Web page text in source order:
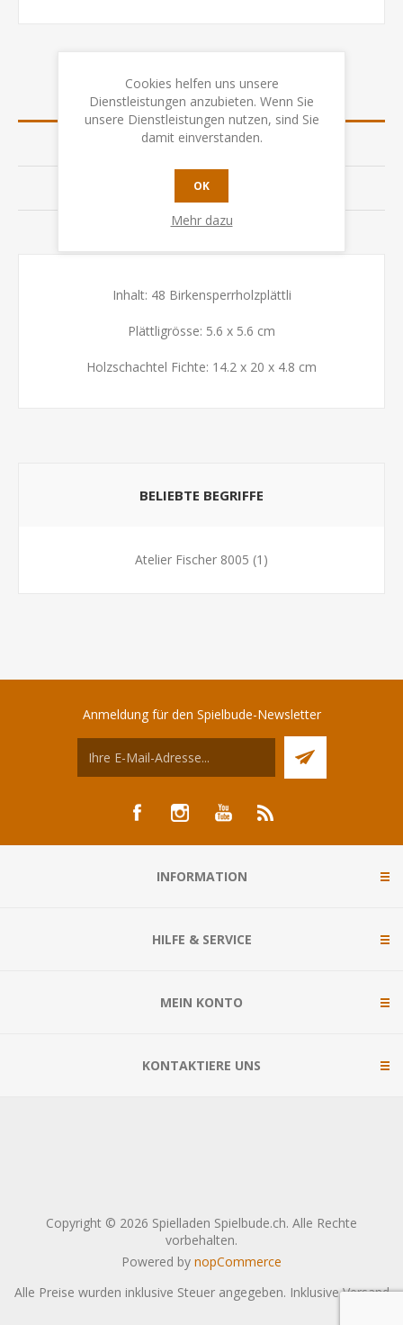
ÜBERSICHT
SPEZIFIKATION
BEWERTUNGEN
KONTAKTIEREN SIE UNS
Inhalt: 48 Birkensperrholzplättli
Plättligrösse: 5.6 x 5.6 cm
Holzschachtel Fichte: 14.2 x 20 x 4.8 cm
BELIEBTE BEGRIFFE
Atelier Fischer 8005 (1)
Anmeldung für den Spielbude-Newsletter
INFORMATION
HILFE & SERVICE
MEIN KONTO
KONTAKTIERE UNS
Copyright © 2026 Spielladen Spielbude.ch. Alle Rechte
vorbehalten.
Powered by nopCommerce
Alle Preise wurden inklusive Steuer angegeben. InklusiveVersand
Cookies helfen uns unsere
Dienstleistungen anzubieten. Wenn Sie
unsere Dienstleistungen nutzen, sind Sie
damit einverstanden.
OK
Mehr dazu